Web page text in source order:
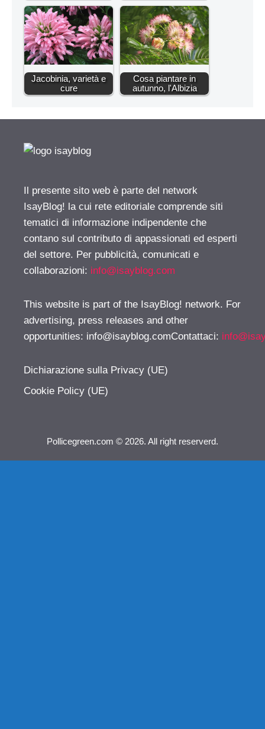
Jacobinia, varietà e
cure
Cosa piantare in
autunno, l'Albizia
Il presente sito web è parte del network
IsayBlog! la cui rete editoriale comprende siti
tematici di informazione indipendente che
contano sul contributo di appassionati ed esperti
del settore. Per pubblicità, comunicati e
collaborazioni: info@isayblog.com
This website is part of the IsayBlog! network. For
advertising, press releases and other
opportunities: info@isayblog.comContattaci:
Dichiarazione sulla Privacy (UE)
Cookie Policy (UE)
Pollicegreen.com © 2026. All right reserverd.